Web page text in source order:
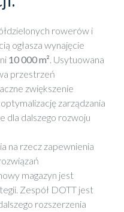
rowerów i
ogłasza wynajęcie
10 000 m². Usytuowana
przestrzeń
zwiększenie
zarządzania
dla dalszego rozwoju
na rzecz zapewnienia
magazyn jest
Zespół DOTT jest
rozszerzenia